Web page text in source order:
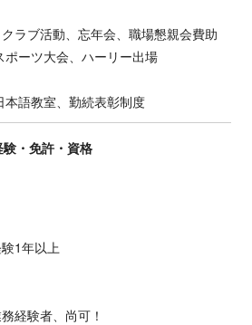
ラブ活動、忘年会、職場懇親会費助
ーツ大会、ハーリー出場
本語教室、勤続表彰制度
・免許・資格
1年以上
経験者、尚可！